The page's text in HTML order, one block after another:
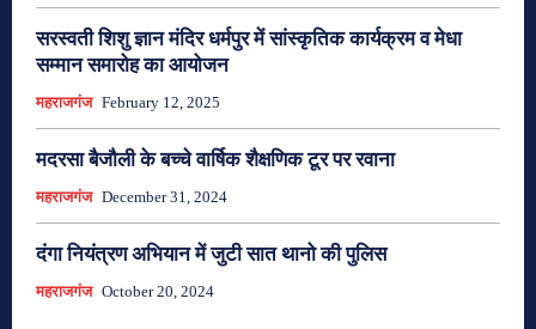
सरस्वती शिशु ज्ञान मंदिर धर्मपुर में सांस्कृतिक कार्यक्रम व मेधा
सम्मान समारोह का आयोजन
महराजगंज February 12, 2025
मदरसा बैजौली के बच्चे वार्षिक शैक्षणिक टूर पर रवाना
महराजगंज December 31, 2024
दंगा नियंत्रण अभियान में जुटी सात थानो की पुलिस
महराजगंज October 20, 2024